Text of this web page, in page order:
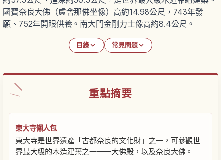
國寶奈良大佛（盧舎那佛坐像）高約14.98公尺，743年發
願、752年開眼供養。南大門金剛力士像高約8.4公尺。
目錄 常見問題
重點摘要
東大寺懶人包
東大寺是世界遺產「古都奈良的文化財」之一，可參觀世
界最大級的木造建築之一——大佛殿，以及奈良大佛。